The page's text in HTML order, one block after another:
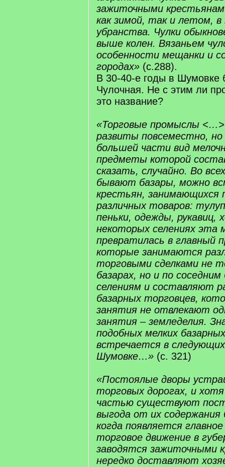
зажиточными
как зимой, так и летом, в
убранства. Чулки
выше колен. Вязаньем
особенности мещанки и
городах» (с.288).
В 30-40-е годы в Шумовке
Чулочная. Не с этим ли
это название?
«Торговые промыслы
развиты повсеместно,
большей части вид
предметы которой
сказать, случайно. Во
бывают базары, можно
крестьян, занимающихся
различных товаров:
пеньки, одежды, рукавиц,
некоторых селениях эта
превратилась в главный
которые занимаются
торговыми сделками не
базарах, но и по
селениям и составляют
базарных торговцев,
занятия не отвлекают
занятия – земледелия.
подобных мелких
встречается в
Шумовке…» (с. 321)
«Постоялые дворы
торговых дорогах, и
частью существуют
выгода от их
когда появляется
торговое движение в
заводятся зажиточными
нередко доставляют